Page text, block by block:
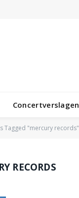
Concertverslagen
Tagged "mercury records"
RECORDS